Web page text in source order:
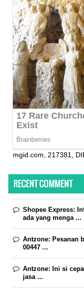
mgid.com, 217381,
RECENT COMMENT
Shopee Express:
ada yang menga ...
Antzone: Pesanan
00447 ...
Antzone: Ini si
jasa ...